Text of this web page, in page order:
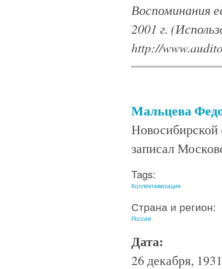
Воспоминания
2001 г.
http://
Мальцева
Новосибирской
записал
Tags:
Коллективизация
Страна и регион:
Россия
Дата:
26 декабря,